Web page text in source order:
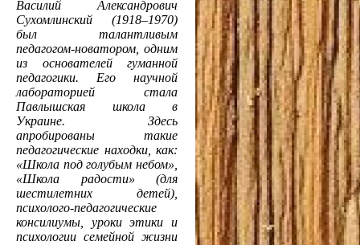
Василий Александрович
Сухомлинский (1918–1970)
был талантливым
педагогом-новатором, одним
из основателей гуманной
педагогики. Его научной
лабораторией стала
Павлышская школа в
Украине. Здесь
апробированы такие
педагогические находки, как:
«Школа под голубым небом»,
«Школа радости» (для
шестилетних детей),
психолого-педагогические
консилиумы, уроки этики и
психологии семейной жизни